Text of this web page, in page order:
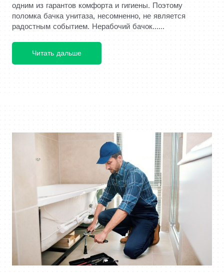
одним из гарантов комфорта и гигиены. Поэтому
поломка бачка унитаза, несомненно, не является
радостным событием. Нерабочий бачок......
Читать дальше